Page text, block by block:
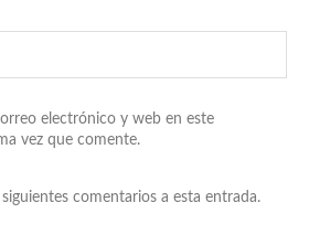
electrónico y web en este
vez que comente.
comentarios a esta entrada.